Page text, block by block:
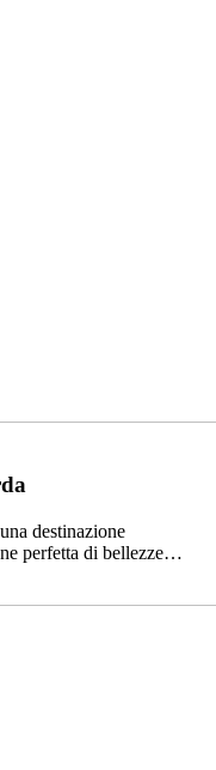
destinazione
perfetta di bellezze…